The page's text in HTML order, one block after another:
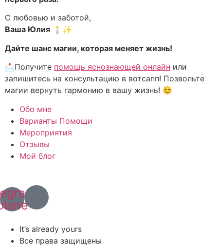
С любовью и заботой,
Ваша Юлия 🕯️✨
Дайте шанс магии, которая меняет жизнь!
📩Получите помощь яснознающей онлайн или
запишитесь на консультацию в вотсапп! Позвольте
магии вернуть гармонию в вашу жизнь! 😊
Обо мне
Варианты Помощи
Мероприятия
Отзывы
Мой блог
It’s already yours
Все права защищены